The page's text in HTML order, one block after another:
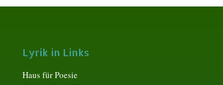
Lyrik in Links
Haus für Poesie